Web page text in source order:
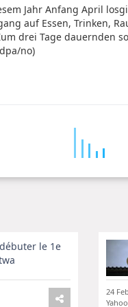
Jahr Anfang April
auf Essen, Trinken,
drei Tage dauernden
no)
le 1e
24